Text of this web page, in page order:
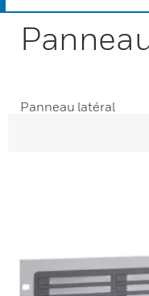
Panneau latéral